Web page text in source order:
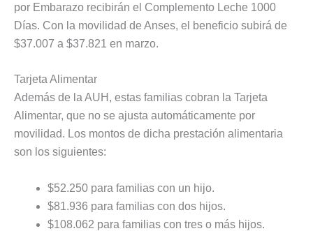
por Embarazo recibirán el Complemento Leche 1000
Días. Con la movilidad de Anses, el beneficio subirá de
$37.007 a $37.821 en marzo.
Tarjeta Alimentar
Además de la AUH, estas familias cobran la Tarjeta
Alimentar, que no se ajusta automáticamente por
movilidad. Los montos de dicha prestación alimentaria
son los siguientes:
$52.250 para familias con un hijo.
$81.936 para familias con dos hijos.
$108.062 para familias con tres o más hijos.